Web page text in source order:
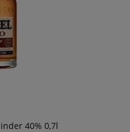
40% 0,7l